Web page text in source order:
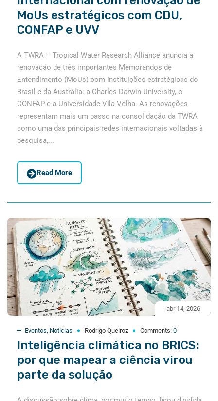
MoUs estratégicos com CDU,
CONFAP e UVV
A TWRA – Tropical Water Research Alliance anuncia a
renovação de três importantes Memorandos de
Entendimento (MoUs) com instituições estratégicas do
Brasil e da Austrália: a Charles Darwin University, o
CONFAP e a Universidade Vila Velha. As renovações
representam mais um passo na consolidação da TWRA
como uma das principais redes internacionais voltadas à
pesquisa,...
Read More
abr 14, 2026
Eventos, Notícias Rodrigo Queiroz Comments: 0
Inteligência climática no BRICS:
por que mapear a ciência virou
parte da solução